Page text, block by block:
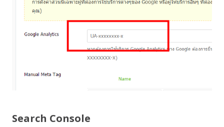
Search Console